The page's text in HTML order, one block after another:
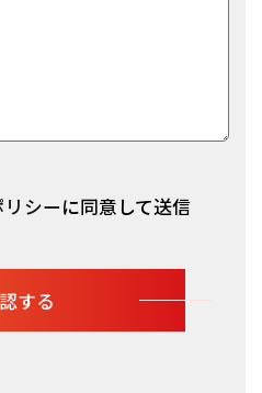
シーに同意して送信